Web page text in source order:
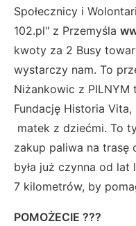
Społecznicy i
102.pl" z Przemyśla
kwoty za 2 Busy
wystarczy nam. To
Niżankowic z
Fundację Historia
matek z dziećmi. To
zakup paliwa na trasę
była już czynna od
7 kilometrów, by
POMOŻECIE ???